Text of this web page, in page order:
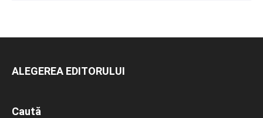
ALEGEREA EDITORULUI
Caută